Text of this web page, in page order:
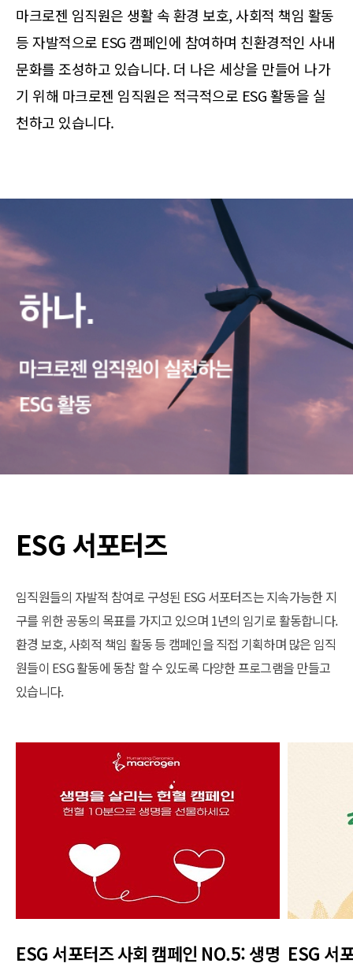
마크로젠 임직원은 생활 속 환경 보호, 사회적 책임 활동
등 자발적으로 ESG 캠페인에 참여하며 친환경적인 사내
문화를 조성하고 있습니다. 더 나은 세상을 만들어 나가
기 위해 마크로젠 임직원은 적극적으로 ESG 활동을 실
천하고 있습니다.
ESG 서포터즈
임직원들의 자발적 참여로 구성된 ESG 서포터즈는 지속가능한 지
구를 위한 공동의 목표를 가지고 있으며 1년의 임기로 활동합니다.
환경 보호, 사회적 책임 활동 등 캠페인을 직접 기획하며 많은 임직
원들이 ESG 활동에 동참 할 수 있도록 다양한 프로그램을 만들고
있습니다.
ESG 서포터즈 사회 캠페인 NO.5: 생명 ESG 서